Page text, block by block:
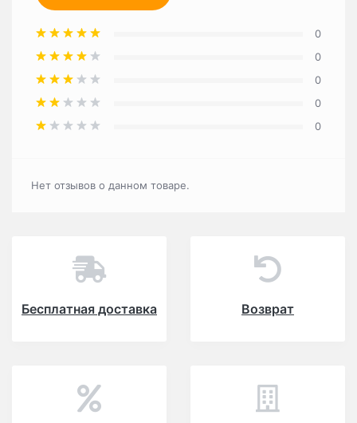
0
0
0
0
0
Нет отзывов о данном товаре.
Бесплатная доставка Возврат